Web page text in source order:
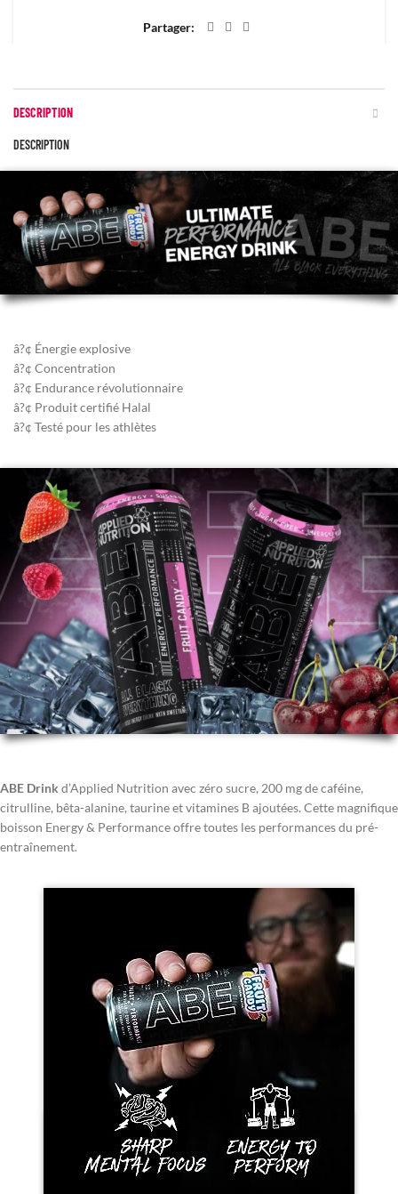
Partager
DESCRIPTION
DESCRIPTION
â?¢ Énergie explosive
â?¢ Concentration
â?¢ Endurance révolutionnaire
â?¢ Produit certifié Halal
â?¢ Testé pour les athlètes
ABE Drink d’Applied Nutrition avec zéro sucre, 200 mg de caféine,
citrulline, bêta-alanine, taurine et vitamines B ajoutées. Cette magnifique
boisson Energy & Performance offre toutes les performances du pré-
entraînement.